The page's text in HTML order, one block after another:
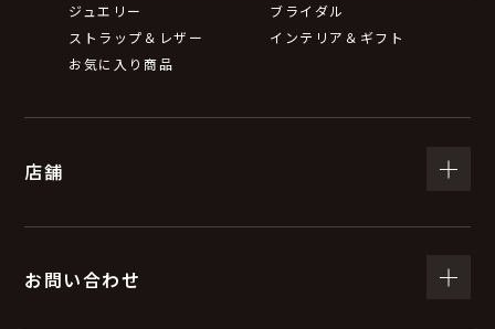
取得した個人情報は法令等による場合を除いて第三者に
提供することはありません。
（５）個人情報の取扱いの委託について
取得した個人情報の取扱いの全部又は、一部を委託する
託を行います。
ジュエリー
ブライダル
ストラップ＆レザー
インテリア＆ギフト
お気に入り商品
店舗
お問い合わせ